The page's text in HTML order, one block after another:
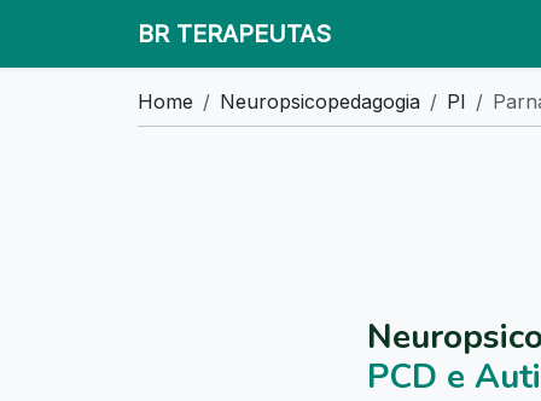
BR TERAPEUTAS
Home Neuropsicopedagogia PI
PCD e